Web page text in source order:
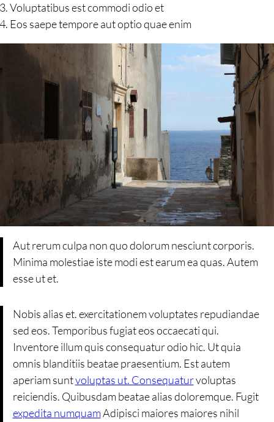
Voluptatibus est commodi odio et
Eos saepe tempore aut optio quae enim
Aut rerum culpa non quo dolorum nesciunt corporis.
Minima molestiae iste modi est earum ea quas. Autem
esse ut et.
Nobis alias et. exercitationem voluptates repudiandae
sed eos. Temporibus fugiat eos occaecati qui.
Inventore illum quis consequatur odio hic. Ut quia
omnis blanditiis beatae praesentium. Est autem
aperiam suntvoluptas ut. Consequaturvoluptas
reiciendis. Quibusdam beatae alias doloremque. Fugit
expedita numquamAdipisci maiores maiores nihil